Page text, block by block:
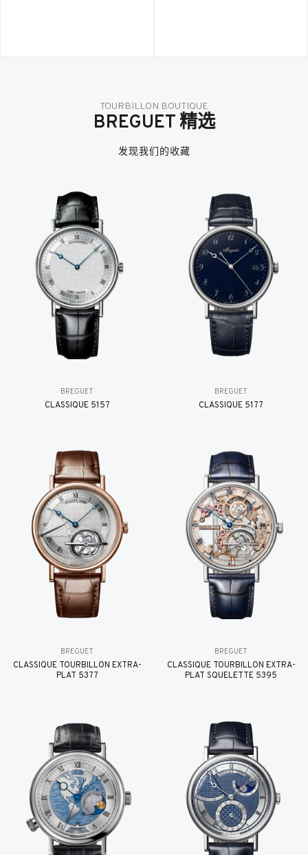
TOURBILLON BOUTIQUE
BREGUET 精选
发现我们的收藏
BREGUET
CLASSIQUE 5157
BREGUET
CLASSIQUE 5177
BREGUET
CLASSIQUE TOURBILLON EXTRA-
PLAT 5377
BREGUET
CLASSIQUE TOURBILLON EXTRA-
PLAT SQUELETTE 5395